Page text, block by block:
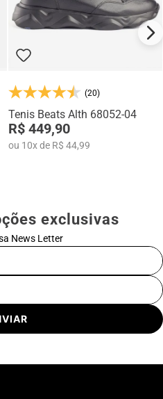
(20)
Tenis Beats Alth 68052-04
R$ 449,90
ou 10xde R$ 44,99
exclusivas
News Letter